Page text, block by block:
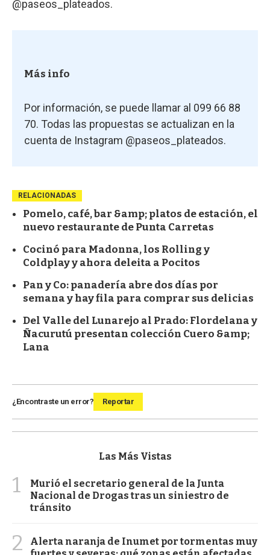
@paseos_plateados.
Más info
Por información, se puede llamar al 099 66 88
70. Todas las propuestas se actualizan en la
cuenta de Instagram @paseos_plateados.
RELACIONADAS
Pomelo, café, bar &amp; platos de estación, el
nuevo restaurante de Punta Carretas
Cocinó para Madonna, los Rolling y
Coldplay y ahora deleita a Pocitos
Pan y Co: panadería abre dos días por
semana y hay fila para comprar sus delicias
Del Valle del Lunarejo al Prado: Flordelana y
Ñacurutú presentan colección Cuero &amp;
Lana
¿Encontraste un error? Reportar
Las Más Vistas
1
Murió el secretario general de la Junta
Nacional de Drogas tras un siniestro de
tránsito
2
Alerta naranja de Inumet por tormentas muy